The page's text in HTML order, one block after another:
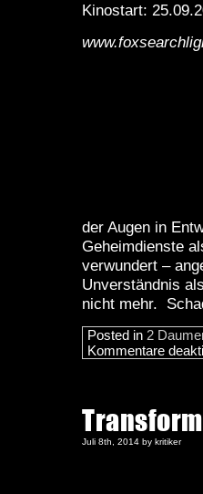
Kinostart:
der Augen in
Geheimdienste
verwundert –
Unverständnis
nicht mehr.
Posted in 2
Kommentare
Juli 8th, 2014 by kritiker